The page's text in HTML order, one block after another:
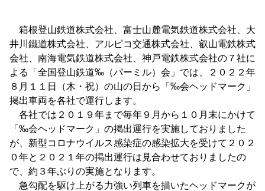
箱根登山鉄道株式会社、富士山麓電気鉄道株式会社、大
井川鐵道株式会社、アルピコ交通株式会社、叡山電鉄株式
会社、南海電気鉄道株式会社、神戸電鉄株式会社の７社に
よる「全国登山鉄道‰（パーミル）会」では、２０２２年
８月１１日（木・祝）の山の日から「‰会ヘッドマーク」
掲出車両を各社で運行します。
各社では２０１９年まで毎年９月から１０月末にかけて
「‰会ヘッドマーク」の掲出運行を実施しておりました
が、新型コロナウイルス感染症の感染拡大を受けて２０２
０年と２０２１年の掲出運行は見合わせておりましたの
で、約３年ぶりの実施となります。
急勾配を駆け上がる力強い列車を描いたヘッドマークが